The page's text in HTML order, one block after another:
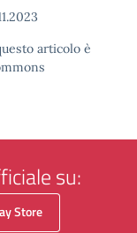
articolo è
su:
Store